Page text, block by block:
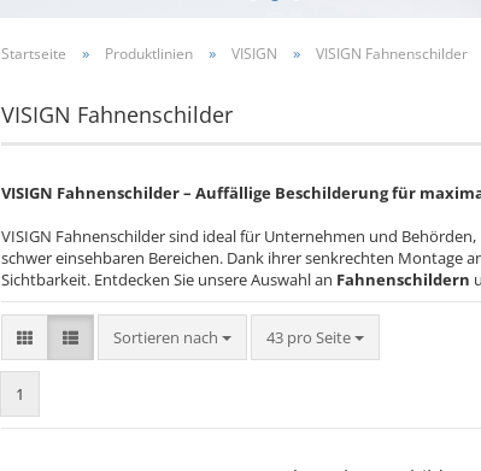
Startseite » Produktlinien » VISIGN » VISIGN Fahnenschilder
VISIGN Fahnenschilder
VISIGN Fahnenschilder – Auffällige Beschilderung für
VISIGN Fahnenschilder sind ideal für Unternehmen und
schwer einsehbaren Bereichen. Dank ihrer senkrechten Montage
Sichtbarkeit. Entdecken Sie unsere Auswahl an Fahnenschildern
Sortieren nach
Sortieren nach 43 pro Seite
pro Seite
1